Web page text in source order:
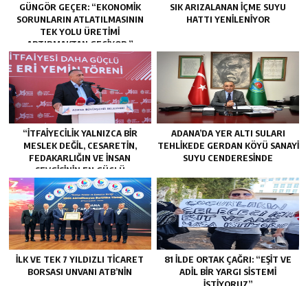
GÜNGÖR GEÇER: “EKONOMIK
SORUNLARIN ATLATILMASININ
TEK YOLU ÜRETIMI
ARTIRMAKTAN GEÇIYOR.”
SIK ARIZALANAN IÇME SUYU
HATTI YENILENIYOR
“İTFAIYECILIK YALNIZCA BIR
MESLEK DEĞIL, CESARETIN,
FEDAKARLIĞIN VE INSAN
SEVGISININ EN GÜÇLÜ
TEMSILIDIR.”
ADANA’DA YER ALTI SULARI
TEHLİKEDE GERDAN KÖYÜ SANAYİ
SUYU CENDERESİNDE
İLK VE TEK 7 YILDIZLI TİCARET
BORSASI UNVANI ATB’NİN
81 İLDE ORTAK ÇAĞRI: “EŞİT VE
ADİL BİR YARGI SİSTEMİ